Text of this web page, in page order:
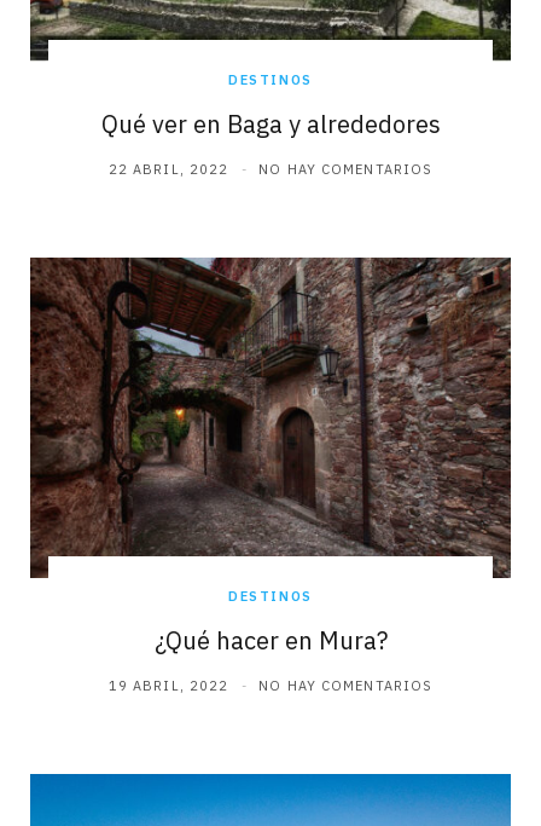
DESTINOS
Qué ver en Baga y alrededores
22 ABRIL, 2022 NO HAY COMENTARIOS
DESTINOS
¿Qué hacer en Mura?
19 ABRIL, 2022 NO HAY COMENTARIOS